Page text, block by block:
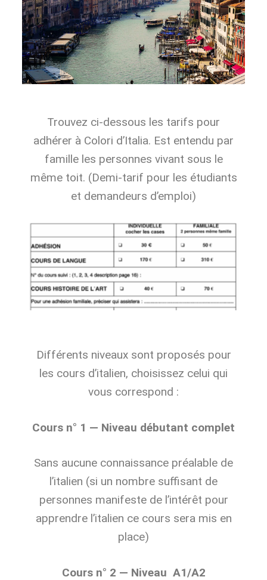
Trouvez ci-dessous les tarifs pour
adhérer à Colori d’Italia. Est entendu par
famille les personnes vivant sous le
même toit. (Demi-tarif pour les étudiants
et demandeurs d’emploi)
Différents niveaux sont proposés pour
les cours d’italien, choisissez celui qui
vous correspond :
Cours n° 1 — Niveau débutant complet
Sans aucune connaissance préalable de
l’italien (si un nombre suffisant de
personnes manifeste de l’intérêt pour
apprendre l’italien ce cours sera mis en
place)
Cours n° 2 — Niveau A1/A2